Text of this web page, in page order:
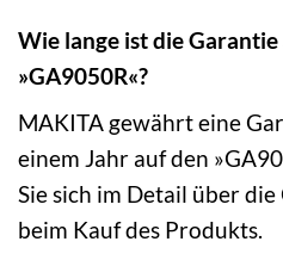
Wie lange ist die
»GA9050R«?
MAKITA gewährt eine
einem Jahr auf den
Sie sich im Detail über
beim Kauf des Produkts.